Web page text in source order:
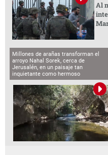
Al
Millones de arañas transforman el
arroyo Nahal Sorek, cerca de
Jerusalén, en un paisaje tan
inquietante como hermoso